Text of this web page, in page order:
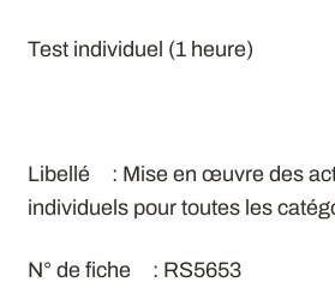
Test individuel (1 heure)
Libellé : Mise en œuvre des
individuels pour toutes les
N° de fiche : RS5653